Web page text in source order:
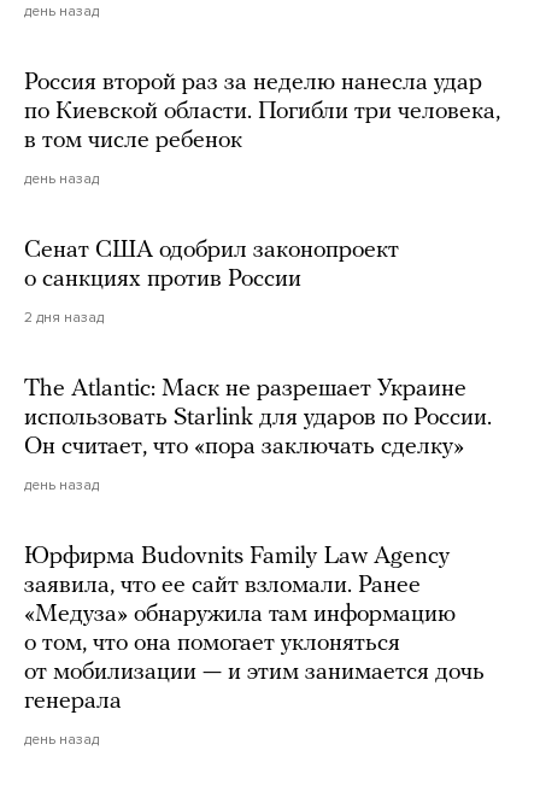
день назад
Россия второй раз за неделю нанесла удар
по Киевской области. Погибли три человека,
в том числе ребенок
день назад
Сенат США одобрил законопроект
о санкциях против России
2 дня назад
The Atlantic: Маск не разрешает Украине
использовать Starlink для ударов по России.
Он считает, что «пора заключать сделку»
день назад
Юрфирма Budovnits Family Law Agency
заявила, что ее сайт взломали. Ранее
«Медуза» обнаружила там информацию
о том, что она помогает уклоняться
от мобилизации — и этим занимается дочь
генерала
день назад